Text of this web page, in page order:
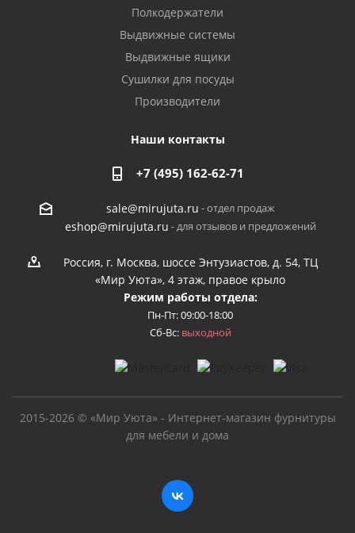
Полкодержатели
Выдвижные системы
Выдвижные ящики
Сушилки для посуды
Производители
Наши контакты
+7 (495) 162-62-71
sale@mirujuta.ru - отдел продаж
eshop@mirujuta.ru - для отзывов и предложений
Россия, г. Москва, шоссе Энтузиастов, д. 54, ТЦ
«Мир Уюта», 4 этаж, правое крыло
Режим работы отдела:
Пн-Пт: 09:00-18:00
Сб-Вс: выходной
2015-2026 © «Мир Уюта» - Интернет-магазин фурнитуры
для мебели и дома